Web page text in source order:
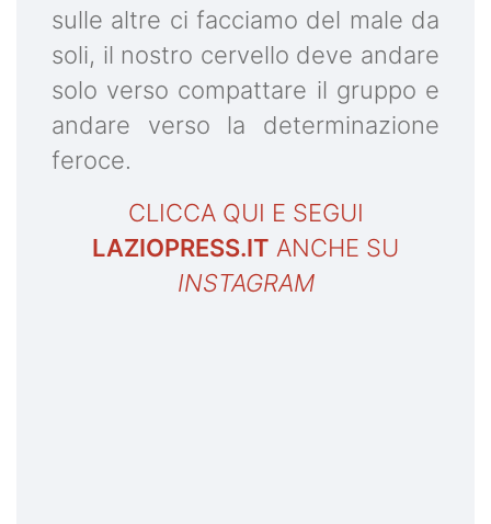
sulle altre ci facciamo del male da
soli, il nostro cervello deve andare
solo verso compattare il gruppo e
andare verso la determinazione
feroce.
CLICCA QUI E SEGUI
LAZIOPRESS.IT ANCHE SU
INSTAGRAM